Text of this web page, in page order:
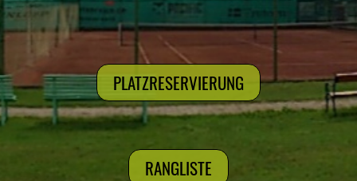
PLATZRESERVIERUNG
RANGLISTE